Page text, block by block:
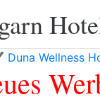
Wellness